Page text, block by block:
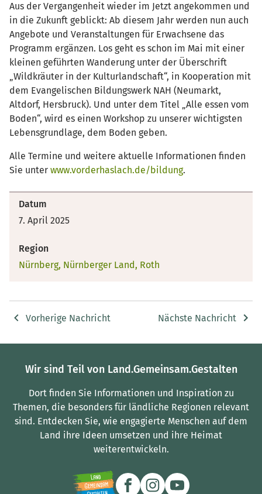
Aus der Vergangenheit wieder im Jetzt angekommen und
in die Zukunft geblickt: Ab diesem Jahr werden nun auch
Angebote und Veranstaltungen für Erwachsene das
Programm ergänzen. Los geht es schon im Mai mit einer
kleinen geführten Wanderung unter der Überschrift
„Wildkräuter in der Kulturlandschaft“, in Kooperation mit
dem Evangelischen Bildungswerk NAH (Neumarkt,
Altdorf, Hersbruck). Und unter dem Titel „Alle essen vom
Boden“, wird es einen Workshop zu unserer wichtigsten
Lebensgrundlage, dem Boden geben.
Alle Termine und weitere aktuelle Informationen finden
Sie unter www.vorderhaslach.de/bildung.
Datum
7. April 2025
Region
Nürnberg, Nürnberger Land, Roth
Vorherige Nachricht Nächste Nachricht
Wir sind Teil von Land.Gemeinsam.Gestalten
Dort finden Sie Informationen und Inspiration zu
Themen, die besonders für ländliche Regionen relevant
sind. Entdecken Sie, wie engagierte Menschen auf dem
Land ihre Ideen umsetzen und ihre Heimat
weiterentwickeln.